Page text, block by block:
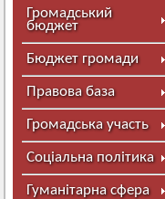
Громадський
бюджет
Бюджет громади
Правова база
Громадська участь
Соціальна політика
Гуманітарна сфера